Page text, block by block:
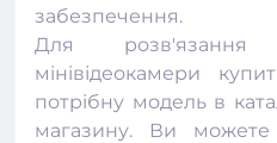
забезпечення.
Для
мінівідеокамери
потрібну модель в
магазину. Ви можете